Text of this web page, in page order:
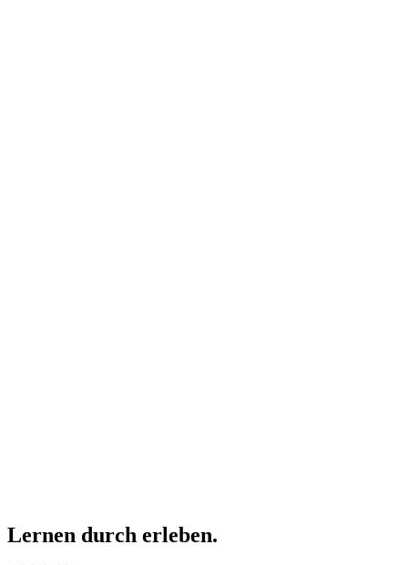
Lernen durch erleben.